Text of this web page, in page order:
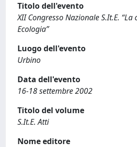
Titolo dell'evento
XII Congresso Nazionale S.It.E.
Ecologia”
Luogo dell'evento
Urbino
Data dell'evento
16-18 settembre 2002
Titolo del volume
S.It.E. Atti
Nome editore